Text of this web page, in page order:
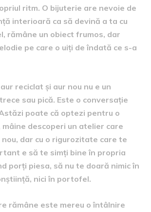
ritm. O bijuterie are nevoie de
interioară ca să devină a ta cu
rămâne un obiect frumos, dar
pe care o uiți de îndată ce s-a
reciclat și aur nou nu e un
sau pică. Este o conversație
poate că optezi pentru o
descoperi un atelier care
nou, dar cu o rigurozitate care te
e să te simți bine în propria
porți piesa, să nu te doară nimic în
nici în portofel.
rămâne este mereu o întâlnire